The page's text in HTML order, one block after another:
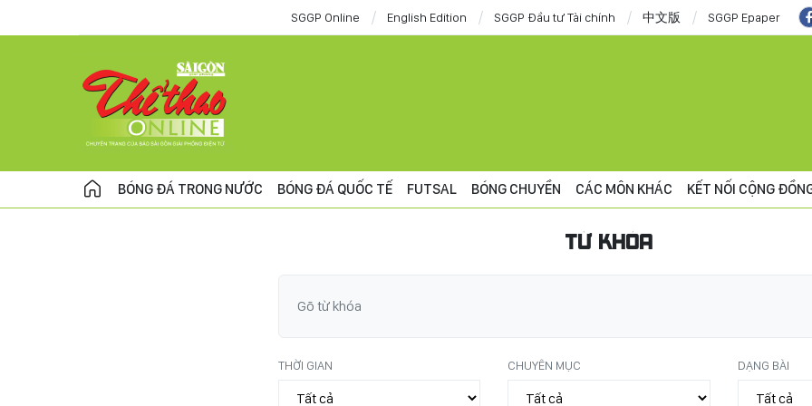
SGGP Online English Edition SGGP Đầu tư Tài chính 中文版 SGGP Epaper
BÓNG ĐÁ TRONG NƯỚC BÓNG ĐÁ QUỐC TẾ FUTSAL BÓNG CHUYỀN CÁC MÔN KHÁC KẾT NỐI CỘNG
TỪ KHÓA
THỜI GIAN CHUYÊN MỤC DẠNG BÀI